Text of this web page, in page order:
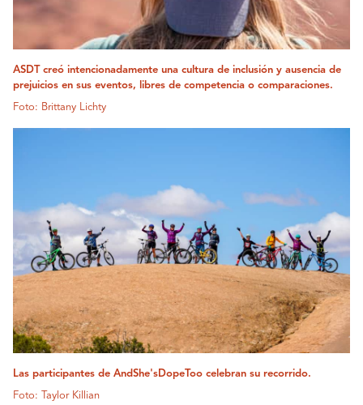
ASDT creó intencionadamente una cultura de inclusión y ausencia de
prejuicios en sus eventos, libres de competencia o comparaciones.
Foto: Brittany Lichty
Las participantes de AndShe'sDopeToo celebran su recorrido.
Foto: Taylor Killian